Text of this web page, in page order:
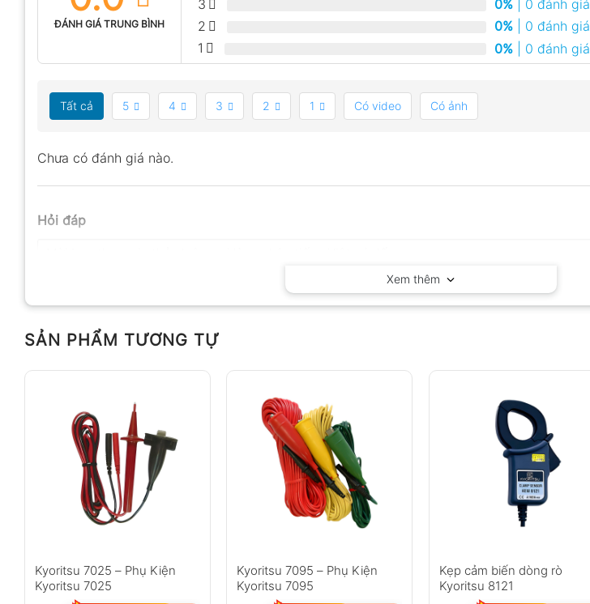
ĐÁNH GIÁ TRUNG BÌNH
3
0% | 0 đánh giá
2
0% | 0 đánh giá
1
0% | 0 đánh giá
Tất cả 5 4 3 2 1 Có video Có ảnh
Chưa có đánh giá nào.
Hỏi đáp
Không có bình luận nào
Xem thêm
SẢN PHẨM TƯƠNG TỰ
Kyoritsu 7025 – Phụ Kiện
Kyoritsu 7025
Kyoritsu 7095 – Phụ Kiện
Kyoritsu 7095
Kẹp cảm biến dòng rò
Kyoritsu 8121